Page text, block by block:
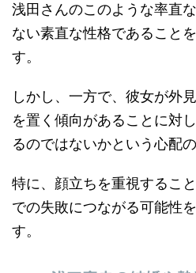
浅田さんのこのような率直
ない素直な性格であること
す。
しかし、一方で、彼女が外
を置く傾向があることに対
るのではないかという心配
特に、顔立ちを重視するこ
での失敗につながる可能性
す。